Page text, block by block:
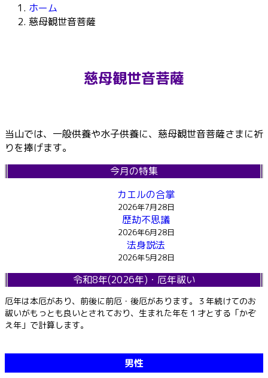
ホーム
慈母観世音菩薩
慈母観世音菩薩
当山では、一般供養や水子供養に、慈母観世音菩薩さまに祈
りを捧げます。
今月の特集
カエルの合掌
2026年7月28日
歴劫不思議
2026年6月28日
法身説法
2026年5月28日
令和8年(2026年)・厄年祓い
厄年は本厄があり、前後に前厄・後厄があります。３年続けてのお
祓いがもっとも良いとされており、生まれた年を１才とする「かぞ
え年」で計算します。
男性